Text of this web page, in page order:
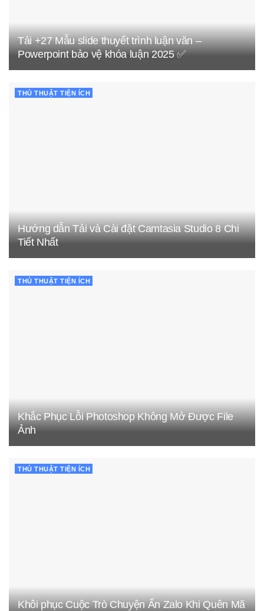
Tải +27 Mẫu slide thuyết trình luận văn –
Powerpoint bảo vệ khóa luận 2025 ✅
THỦ THUẬT TIỆN ÍCH
Hướng dẫn Tải và Cài đặt Camtasia Studio 8 Chi
Tiết Nhất
THỦ THUẬT TIỆN ÍCH
Khắc Phục Lỗi Photoshop Không Mở Được File
Ảnh
THỦ THUẬT TIỆN ÍCH
Khôi phục Cuộc Trò Chuyện Ẩn Zalo Khi Quên Mã